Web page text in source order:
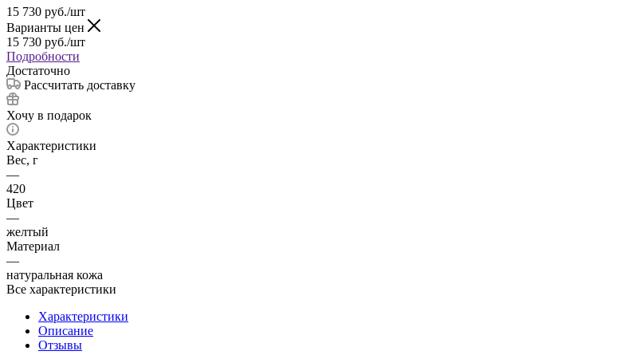
15 730 руб./шт
Варианты цен
15 730 руб./шт
Подробности
Достаточно
Рассчитать доставку
Хочу в подарок
Характеристики
Вес, г
—
420
Цвет
—
желтый
Материал
—
натуральная кожа
Все характеристики
Характеристики
Описание
Отзывы